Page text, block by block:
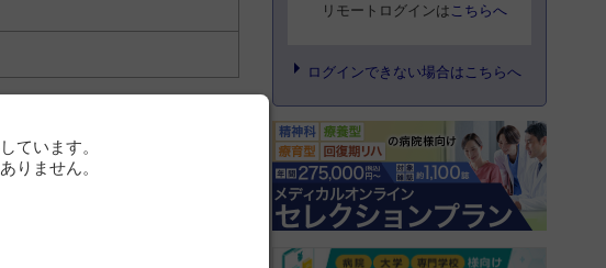
リモートログインは こちらへ
ログインできない場合はこちらへ
ています。
りません。